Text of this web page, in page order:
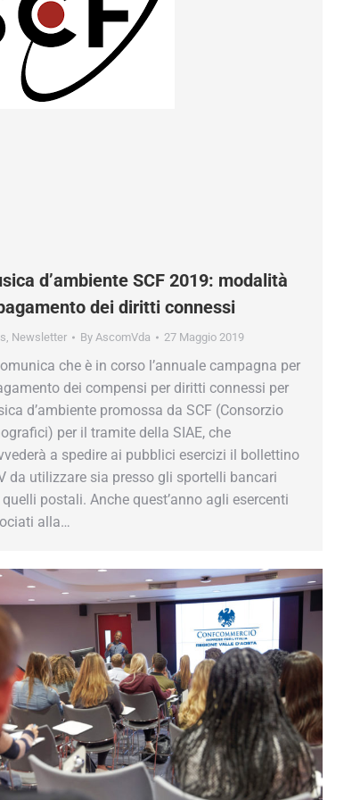
d’ambiente SCF 2019: modalità
dei diritti connessi
,Newsletter ByAscomVda 27 Maggio 2019
che è in corso l’annuale campagna per
dei compensi per diritti connessi per
d’ambiente promossa da SCF (Consorzio
per il tramite della SIAE, che
a spedire ai pubblici esercizi il bollettino
da utilizzare sia presso gli sportelli bancari
postali. Anche quest’anno agli esercenti
alla…
per te.